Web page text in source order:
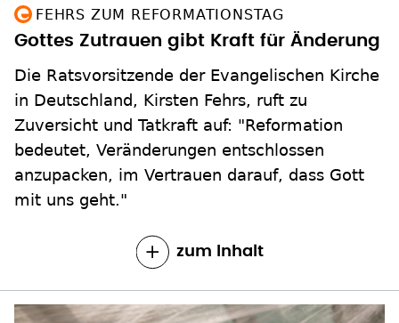
FEHRS ZUM REFORMATIONSTAG
Gottes Zutrauen gibt Kraft für Änderung
Die Ratsvorsitzende der Evangelischen Kirche
in Deutschland, Kirsten Fehrs, ruft zu
Zuversicht und Tatkraft auf: "Reformation
bedeutet, Veränderungen entschlossen
anzupacken, im Vertrauen darauf, dass Gott
mit uns geht."
zum Inhalt